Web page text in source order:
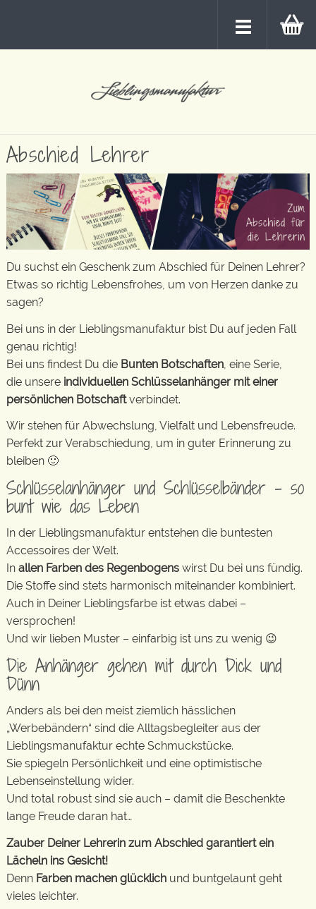
Abschied Lehrer
Du suchst ein Geschenk zum Abschied für Deinen Lehrer?
Etwas so richtig Lebensfrohes, um von Herzen danke zu
sagen?
Bei uns in der Lieblingsmanufaktur bist Du auf jeden Fall
genau richtig!
Bei uns findest Du die Bunten Botschaften , eine Serie,
die unsere individuellen Schlüsselanhänger mit einer
persönlichen Botschaftverbindet.
Wir stehen für Abwechslung, Vielfalt und Lebensfreude.
Perfekt zur Verabschiedung, um in guter Erinnerung zu
bleiben 🙂
Schlüsselanhänger und Schlüsselbänder – so
bunt wie das Leben
In der Lieblingsmanufaktur entstehen die buntesten
Accessoires der Welt.
In allen Farben des Regenbogens wirst Du bei uns fündig.
Die Stoffe sind stets harmonisch miteinander kombiniert.
Auch in Deiner Lieblingsfarbe ist etwas dabei –
versprochen!
Und wir lieben Muster – einfarbig ist uns zu wenig 😉
Die Anhänger gehen mit durch Dick und
Dünn
Anders als bei den meist ziemlich hässlichen
„Werbebändern“ sind die Alltagsbegleiter aus der
Lieblingsmanufaktur echte Schmuckstücke.
Sie spiegeln Persönlichkeit und eine optimistische
Lebenseinstellung wider.
Und total robust sind sie auch – damit die Beschenkte
lange Freude daran hat…
Zauber Deiner Lehrerin zum Abschied garantiert ein
Lächeln ins Gesicht!
Denn Farben machen glücklich und buntgelaunt geht
vieles leichter.